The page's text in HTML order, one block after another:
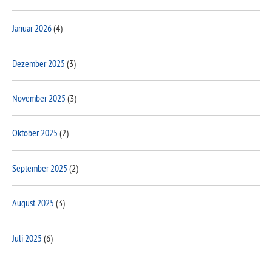
Januar 2026(4)
Dezember 2025 (3)
November 2025 (3)
Oktober 2025 (2)
September 2025 (2)
August 2025 (3)
Juli 2025 (6)